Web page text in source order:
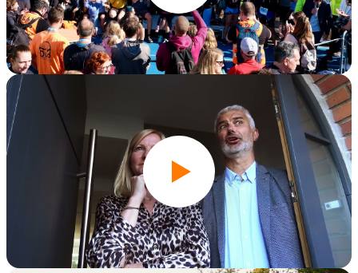
Édition 2022